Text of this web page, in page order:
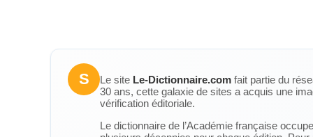
S Le site Le-Dictionnaire.com fait partie du
30 ans, cette galaxie de sites a acquis une
vérification éditoriale.
Le dictionnaire de l’Académie française